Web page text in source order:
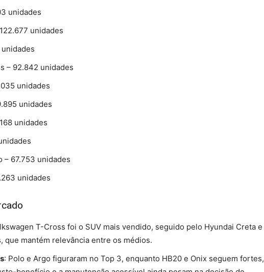
unidades
unidades
– 92.842 unidades
unidades
unidades
unidades
– 67.753 unidades
unidades
T-Cross foi o SUV mais vendido, seguido pelo Hyundai Creta e
que mantém relevância entre os médios.
: Polo e Argo figuraram no Top 3, enquanto HB20 e Onix seguem fortes,